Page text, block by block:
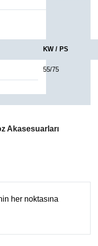
KW / PS
55/75
Akasesuarları
her noktasına